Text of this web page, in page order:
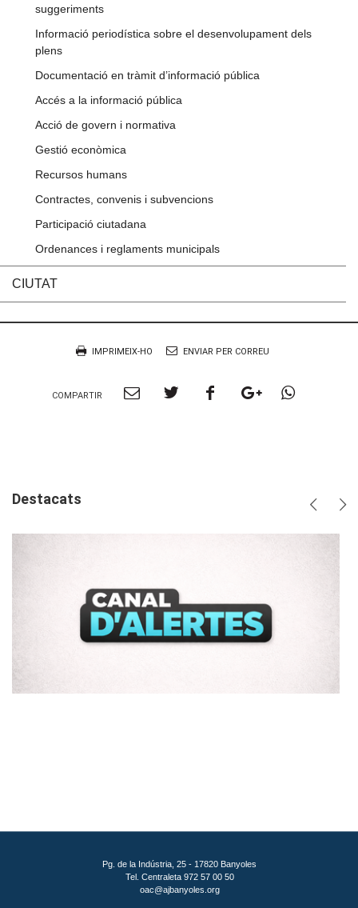
suggeriments
Informació periodística sobre el desenvolupament dels
plens
Documentació en tràmit d’informació pública
Accés a la informació pública
Acció de govern i normativa
Gestió econòmica
Recursos humans
Contractes, convenis i subvencions
Participació ciutadana
Ordenances i reglaments municipals
CIUTAT
Document
IMPRIMEIX-HO ENVIAR PER CORREU
COMPARTIR
CompartirCompartirCompartirCompartir
Destacats
Pg. de la Indústria, 25 - 17820 Banyoles
Tel. Centraleta 972 57 00 50
oac@ajbanyoles.org